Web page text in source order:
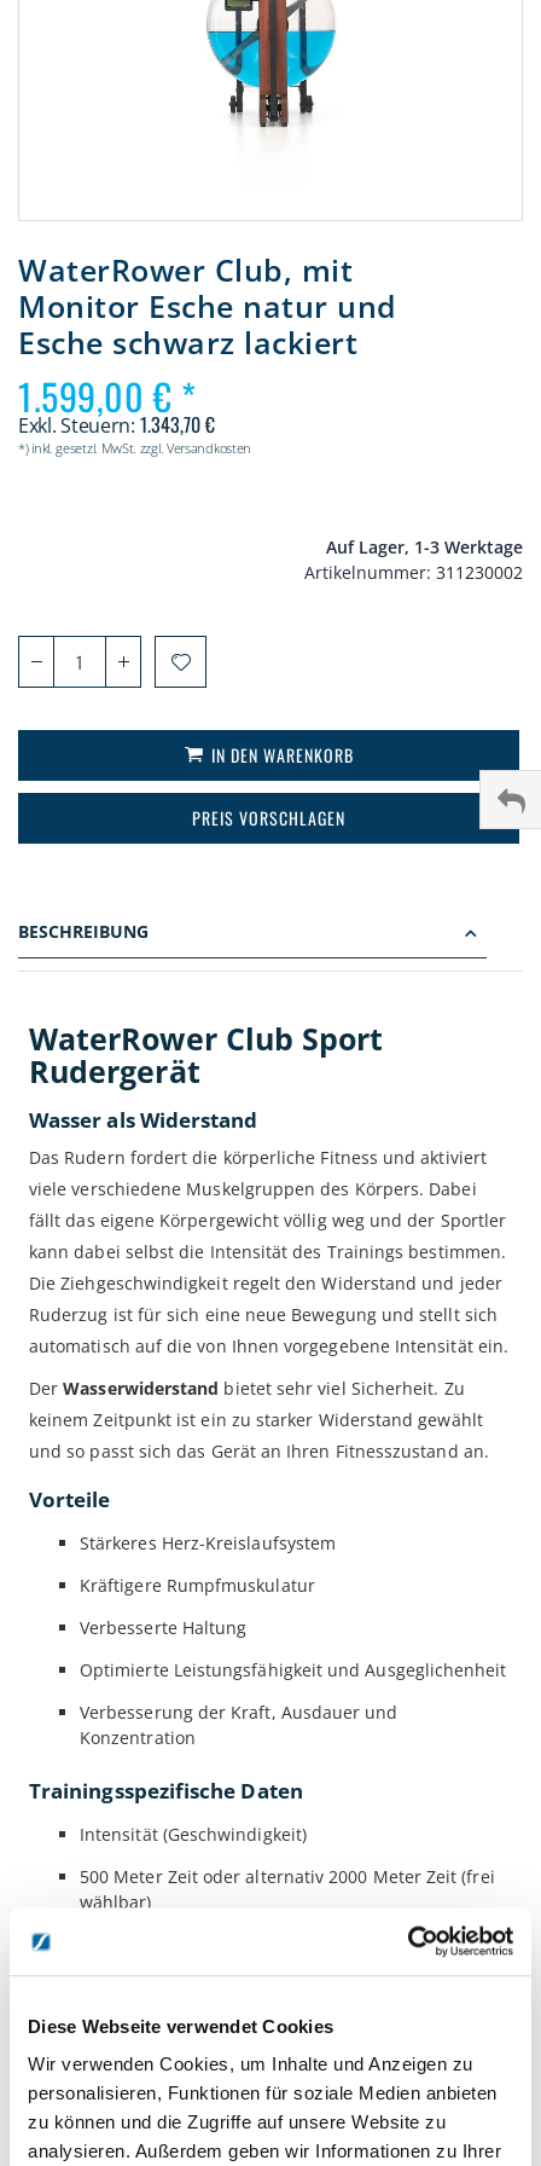
Diese Webseite verwendet Cookies
Wir verwenden Cookies, um Inhalte und Anzeigen zu
personalisieren, Funktionen für soziale Medien anbieten
zu können und die Zugriffe auf unsere Website zu
analysieren. Außerdem geben wir Informationen zu Ihrer
Anfang
der
Bildergalerie
springen
WaterRower Club, mit
Monitor Esche natur und
Esche schwarz lackiert
1.599,00 €
1.343,70 €
*) inkl. gesetzl. MwSt. zzgl. Versandkosten
Auf Lager, 1-3 Werktage
Artikelnummer 311230002
IN DEN WARENKORB
PREIS VORSCHLAGEN
BESCHREIBUNG
WaterRower Club Sport
Rudergerät
Wasser als Widerstand
Das Rudern fordert die körperliche Fitness und aktiviert
viele verschiedene Muskelgruppen des Körpers. Dabei
fällt das eigene Körpergewicht völlig weg und der Sportler
kann dabei selbst die Intensität des Trainings bestimmen.
Die Ziehgeschwindigkeit regelt den Widerstand und jeder
Ruderzug ist für sich eine neue Bewegung und stellt sich
automatisch auf die von Ihnen vorgegebene Intensität ein.
DerWasserwiderstand bietet sehr viel Sicherheit. Zu
keinem Zeitpunkt ist ein zu starker Widerstand gewählt
und so passt sich das Gerät an Ihren Fitnesszustand an.
Vorteile
Stärkeres Herz-Kreislaufsystem
Kräftigere Rumpfmuskulatur
Verbesserte Haltung
Optimierte Leistungsfähigkeit und Ausgeglichenheit
Verbesserung der Kraft, Ausdauer und
Konzentration
Trainingsspezifische Daten
Intensität (Geschwindigkeit)
500 Meter Zeit oder alternativ 2000 Meter Zeit (frei
wählbar)
Herzfrequenz (mit Brustgurt und Empfänger)
Distanz in Kilometer und Meter
Zonentraining (Summe der Ruderschläge sowie die
dafür benötigte Zeit)